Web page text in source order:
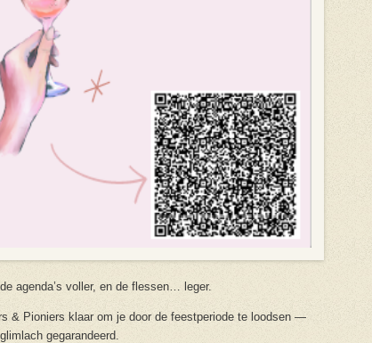
agenda’s voller, en de flessen… leger.
& Pioniers klaar om je door de feestperiode te loodsen —
gegarandeerd.